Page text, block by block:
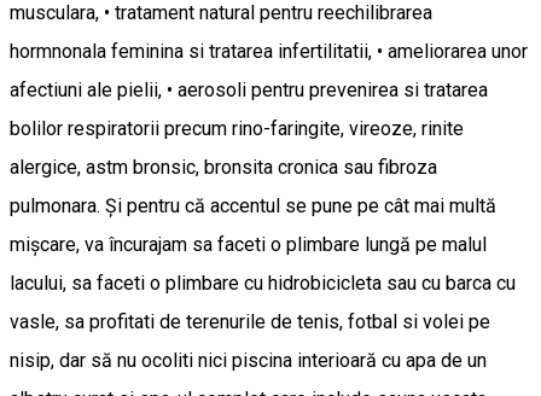
musculara, • tratament natural pentru reechilibrarea
hormnonala feminina si tratarea infertilitatii, • ameliorarea unor
afectiuni ale pielii, • aerosoli pentru prevenirea si tratarea
bolilor respiratorii precum rino-faringite, vireoze, rinite
alergice, astm bronsic, bronsita cronica sau fibroza
pulmonara. Și pentru că accentul se pune pe cât mai multă
mișcare, va încurajam sa faceti o plimbare lungă pe malul
lacului, sa faceti o plimbare cu hidrobicicleta sau cu barca cu
vasle, sa profitati de terenurile de tenis, fotbal si volei pe
nisip, dar să nu ocoliti nici piscina interioară cu apa de un